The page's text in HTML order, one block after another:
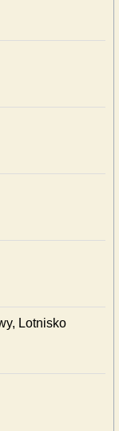
Lotnisko